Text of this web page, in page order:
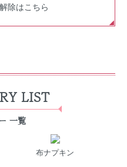
除はこちら
LIST
一覧
布ナプキン